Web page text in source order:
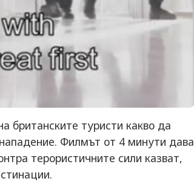
британските туристи какво да
Филмът от 4 минути дава
терористичните сили казват,